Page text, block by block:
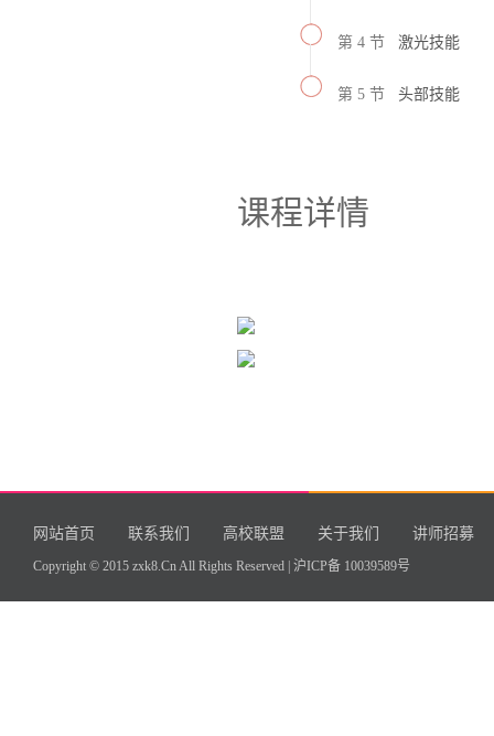
第 4 节 激光技能
第 5 节 头部技能
课程详情
网站首页 联系我们 高校联盟 关于我们 讲师招募
Copyright © 2015 zxk8.Cn All Rights Reserved | 沪ICP备 10039589号